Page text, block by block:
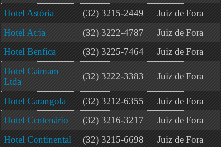
Hotel Astória (32) 3215-2449
Juiz de Fora
Hotel Atria
(32) 3222-4787
Juiz de Fora
Hotel Benfica
(32) 3225-7464
Juiz de Fora
Hotel Caimam
Ltda
(32) 3222-3383 Juiz de Fora
Hotel Carangola (32) 3212-6355
Juiz de Fora
Hotel Centenário
(32) 3216-3217
Juiz de Fora
Hotel Continental
(32) 3215-6698
Juiz de Fora